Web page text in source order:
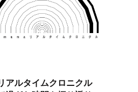
アルタイムクロニクル